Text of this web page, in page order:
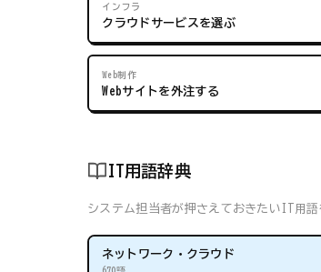
インフラ
クラウドサービスを選ぶ
Web制作
Webサイトを外注する
IT用語辞典
システム担当者が押さえておきたいIT用語
ネットワーク・クラウド